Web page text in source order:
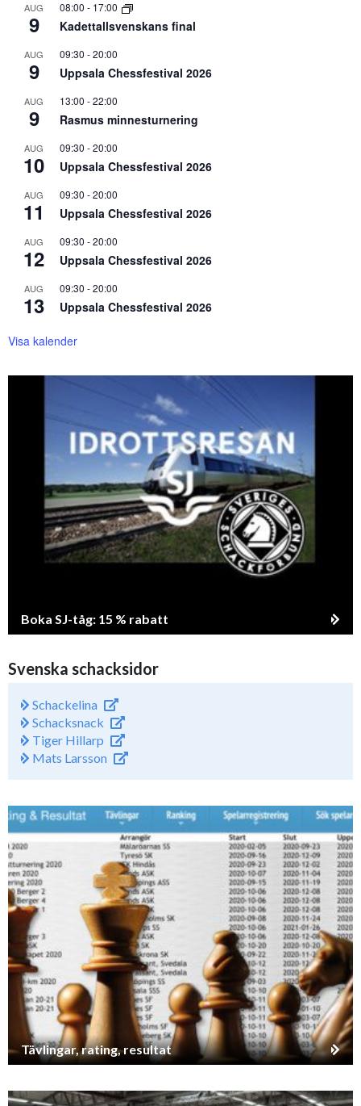
AUG
9
08:00 - 17:00
Kadettallsvenskans final
AUG
9
09:30 -20:00
Uppsala Chessfestival 2026
AUG
9
13:00 -22:00
Rasmus minnesturnering
AUG
10
09:30 -20:00
Uppsala Chessfestival 2026
AUG
11
09:30 -20:00
Uppsala Chessfestival 2026
AUG
12
09:30 -20:00
Uppsala Chessfestival 2026
AUG
13
09:30 -20:00
Uppsala Chessfestival 2026
Visa kalender
Boka SJ-tåg: 15 % rabatt
Svenska schacksidor
Schackelina
Schacksnack
Tiger Hillarp
Mats Larsson
Tävlingar, rating, resultat